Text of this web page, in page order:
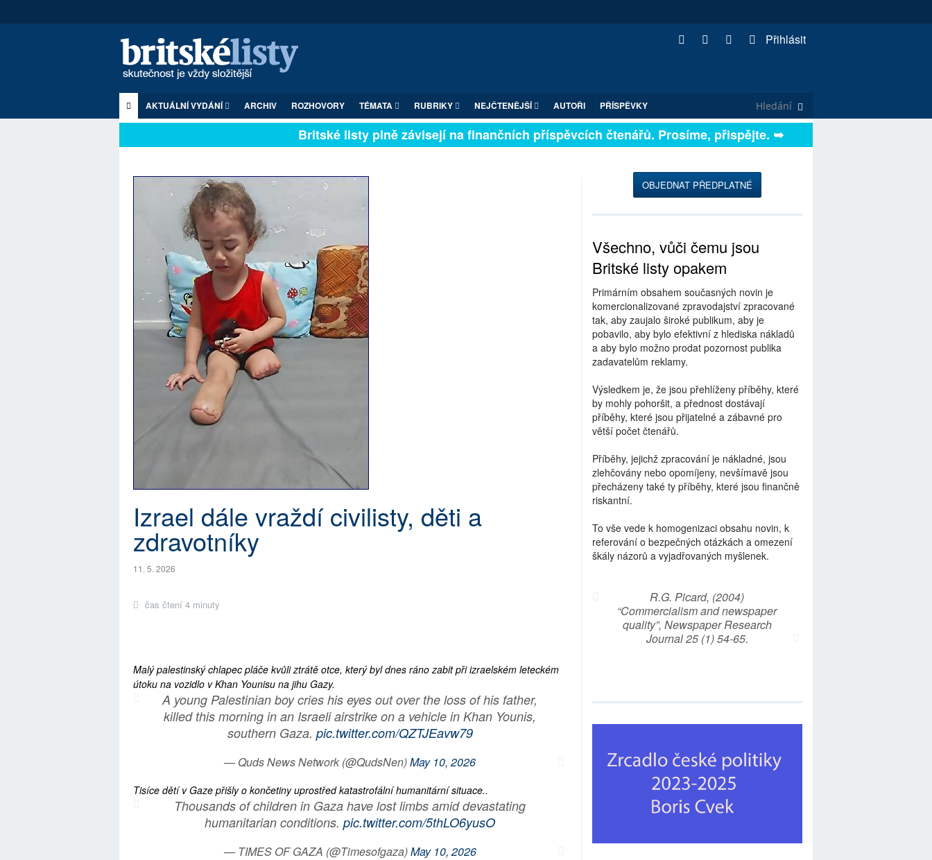
Přihlásit
AKTUÁLNÍ VYDÁNÍ ARCHIV ROZHOVORY TÉMATA RUBRIKY NEJČTENĚJŠÍ AUTOŘI PŘÍSPĚVKY
Britské listy plně závisejí na finančních příspěvcích čtenářů. Prosíme, přispějte. ➥
Izrael dále vraždí civilisty, děti a
zdravotníky
11. 5. 2026
čas čtení 4 minuty
Malý palestinský chlapec pláče kvůli ztrátě otce, který byl dnes ráno zabit při izraelském leteckém
útoku na vozidlo v Khan Younisu na jihu Gazy.
A young Palestinian boy cries his eyes out over the loss of his father,
killed this morning in an Israeli airstrike on a vehicle in Khan Younis,
southern Gaza. pic.twitter.com/QZTJEavw79
— Quds News Network (@QudsNen)May 10, 2026
Tisíce dětí v Gaze přišly o končetiny uprostřed katastrofální humanitární situace..
Thousands of children in Gaza have lost limbs amid devastating
humanitarian conditions.pic.twitter.com/5thLO6yusO
— TIMES OF GAZA (@Timesofgaza)May 10, 2026
OBJEDNAT PŘEDPLATNÉ
Všechno, vůči čemu jsou
Britské listy opakem
Primárním obsahem současných novin je
komercionalizované zpravodajství zpracované
tak, aby zaujalo široké publikum, aby je
pobavilo, aby bylo efektivní z hlediska nákladů
a aby bylo možno prodat pozornost publika
zadavatelům reklamy.
Výsledkem je, že jsou přehlíženy příběhy, které
by mohly pohoršit, a přednost dostávají
příběhy, které jsou přijatelné a zábavné pro
větší počet čtenářů.
Příběhy, jejichž zpracování je nákladné, jsou
zlehčovány nebo opomíjeny, nevšímavě jsou
přecházeny také ty příběhy, které jsou finančně
riskantní.
To vše vede k homogenizaci obsahu novin, k
referování o bezpečných otázkách a omezení
škály názorů a vyjadřovaných myšlenek.
R.G. Picard, (2004)
“Commercialism and newspaper
quality”, Newspaper Research
Journal 25 (1) 54-65.